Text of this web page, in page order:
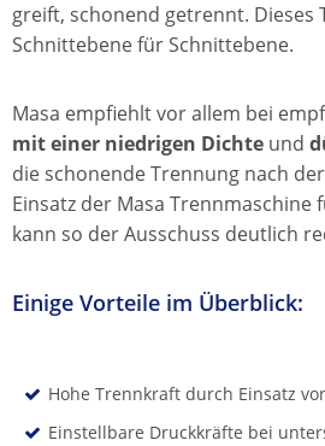
greift, schonend getrennt. Dieses
Schnittebene für Schnittebene.
Masa empfiehlt vor allem bei
mit einer niedrigen Dichte und
die schonende Trennung nach
Einsatz der Masa Trennmaschine
kann so der Ausschuss deutlich
Einige Vorteile im Überblick:
Hohe Trennkraft durch Einsatz
Einstellbare Druckkräfte bei